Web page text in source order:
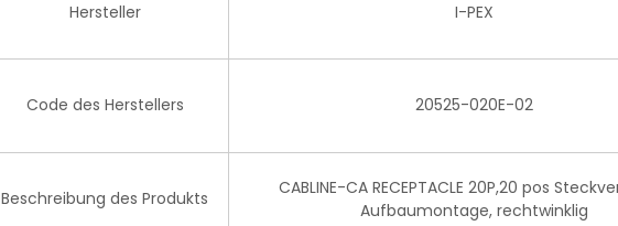
Hersteller I-PEX
Code des Herstellers 20525-020E-02
Beschreibung des Produkts
CABLINE-CA RECEPTACLE 20P,20 pos
Aufbaumontage, rechtwinklig